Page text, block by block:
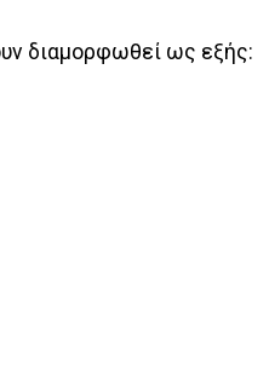
διαμορφωθεί ως εξής: